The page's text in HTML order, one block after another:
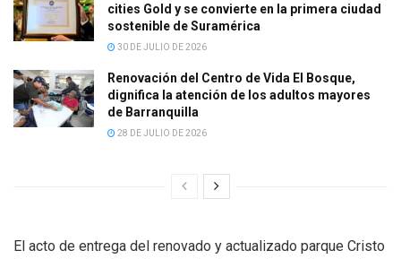
cities Gold y se convierte en la primera ciudad
sostenible de Suramérica
30 DE JULIO DE 2026
Renovación del Centro de Vida El Bosque,
dignifica la atención de los adultos mayores
de Barranquilla
28 DE JULIO DE 2026
El acto de entrega del renovado y actualizado parque Cristo